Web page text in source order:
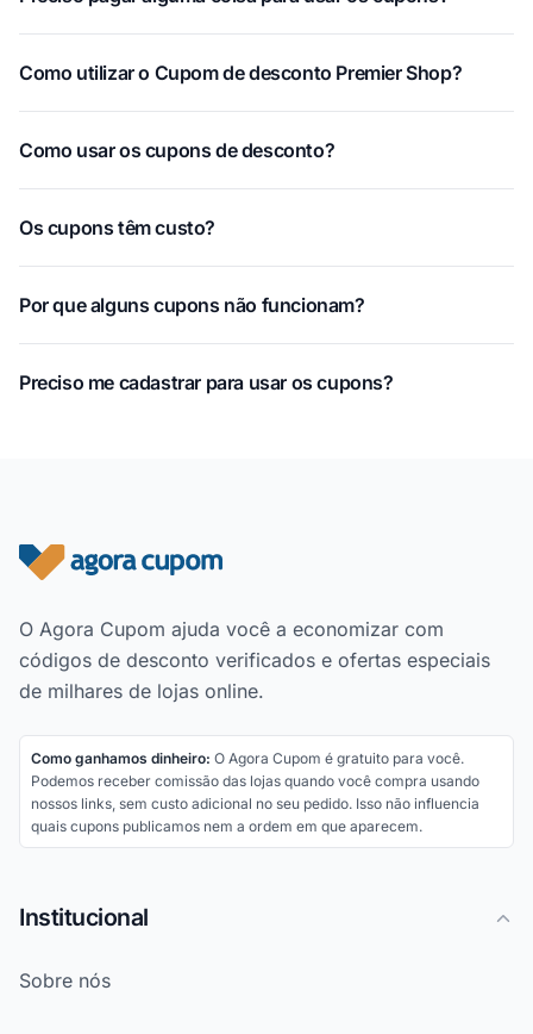
Como utilizar o Cupom de desconto Premier Shop?
Como usar os cupons de desconto?
Os cupons têm custo?
Por que alguns cupons não funcionam?
Preciso me cadastrar para usar os cupons?
Rodapé do site
O Agora Cupom ajuda você a economizar com
códigos de desconto verificados e ofertas especiais
de milhares de lojas online.
Como ganhamos dinheiro: O Agora Cupom é gratuito para você.
Podemos receber comissão das lojas quando você compra usando
nossos links, sem custo adicional no seu pedido. Isso não influencia
quais cupons publicamos nem a ordem em que aparecem.
Institucional
Sobre nós